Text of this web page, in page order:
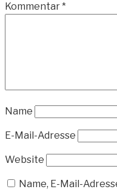
Kommentar*
Name
E-Mail-Adresse
Website
Name, E-Mail-